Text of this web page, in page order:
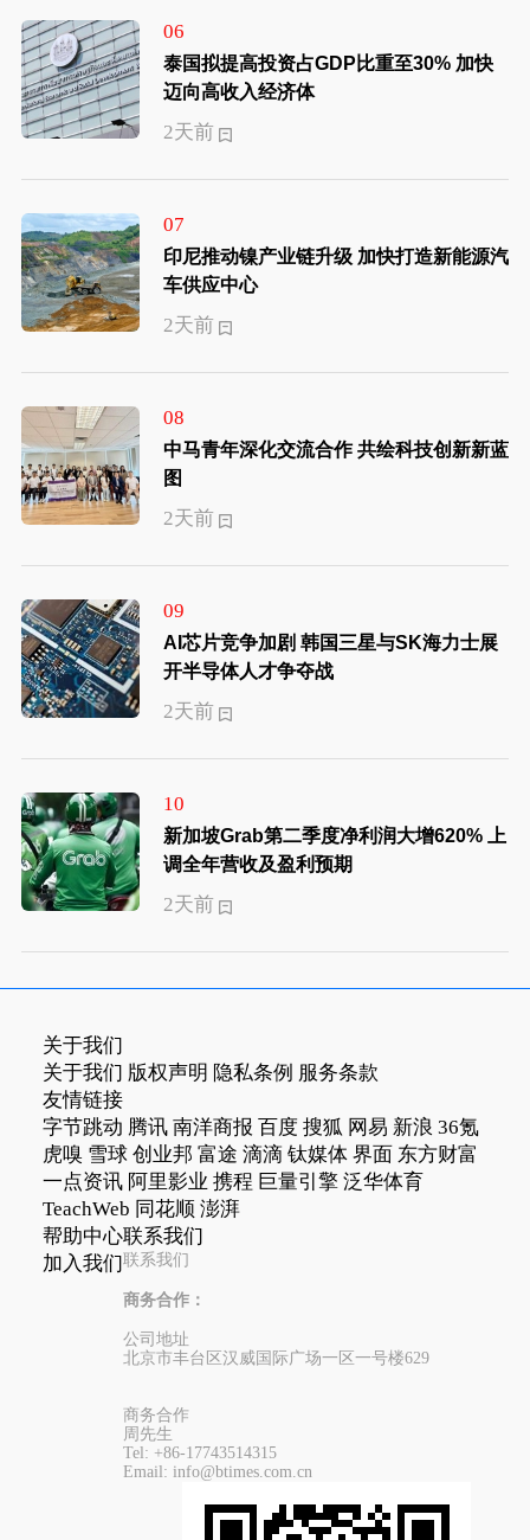
06
泰国拟提高投资占GDP比重至30% 加快
迈向高收入经济体
2天前
07
印尼推动镍产业链升级 加快打造新能源汽
车供应中心
2天前
08
中马青年深化交流合作 共绘科技创新新蓝
图
2天前
09
AI芯片竞争加剧 韩国三星与SK海力士展
开半导体人才争夺战
2天前
10
新加坡Grab第二季度净利润大增620% 上
调全年营收及盈利预期
2天前
关于我们
关于我们 版权声明 隐私条例 服务条款
友情链接
字节跳动 腾讯 南洋商报 百度 搜狐 网易 新浪 36氪
虎嗅 雪球 创业邦 富途 滴滴 钛媒体 界面 东方财富
一点资讯 阿里影业 携程 巨量引擎 泛华体育
TeachWeb 同花顺 澎湃
帮助中心
加入我们
联系我们
联系我们
商务合作：
公司地址
北京市丰台区汉威国际广场一区一号楼629
商务合作
周先生
Tel: +86-17743514315
Email: info@btimes.com.cn